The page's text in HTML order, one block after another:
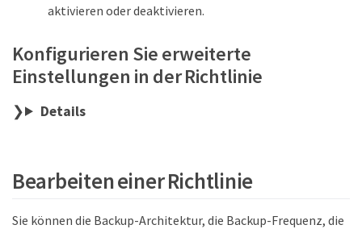
aktivieren oder deaktivieren.
Konfigurieren Sie erweiterte
Einstellungen in der Richtlinie
Details
Bearbeiten einer Richtlinie
Sie können die Backup-Architektur, die Backup-Frequenz, die